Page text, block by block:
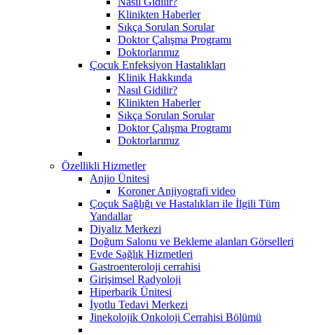
Klinikten Haberler
Sıkça Sorulan Sorular
Doktor Çalışma Programı
Doktorlarımız
Çocuk Enfeksiyon Hastalıkları
Klinik Hakkında
Nasıl Gidilir?
Klinikten Haberler
Sıkça Sorulan Sorular
Doktor Çalışma Programı
Doktorlarımız
Özellikli Hizmetler
Anjio Ünitesi
Koroner Anjiyografi video
Çoçuk Sağlığı ve Hastalıkları ile İlgili Tüm
Yandallar
Diyaliz Merkezi
Doğum Salonu ve Bekleme alanları Görselleri
Evde Sağlık Hizmetleri
Gastroenteroloji cerrahisi
Girişimsel Radyoloji
Hiperbarik Ünitesi
İyotlu Tedavi Merkezi
Jinekolojik Onkoloji Cerrahisi Bölümü